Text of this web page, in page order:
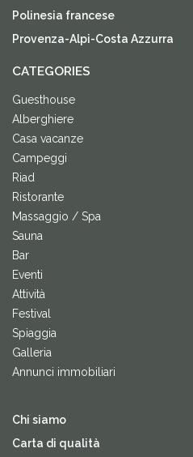
Polinesia francese
Provenza-Alpi-Costa Azzurra
CATEGORIES
Guesthouse
Alberghiere
Casa vacanze
Campeggi
Riad
Ristorante
Massaggio / Spa
Sauna
Bar
Eventi
Attività
Festival
Spiaggia
Galleria
Annunci immobiliari
Chi siamo
Carta di qualità